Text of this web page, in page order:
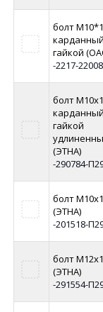
болт
гайкой
-2217-
болт
гайкой
(ЭТНА)
-290784-
болт
(ЭТНА)
-201518-
болт
(ЭТНА)
-291554-